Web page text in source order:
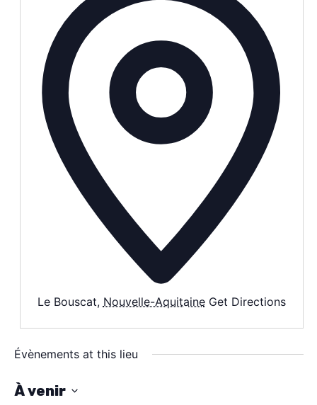
AGENDA
SPECTACLE
À PROPOS
CONTACT
Le Bouscat, Nouvelle-Aquitaine Get Directions
Évènements at this lieu
À venir